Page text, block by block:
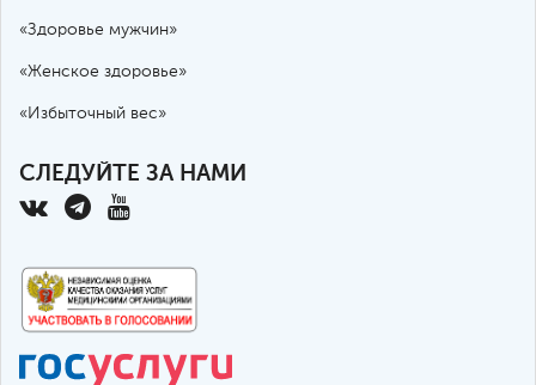
«Здоровье мужчин»
«Женское здоровье»
«Избыточный вес»
СЛЕДУЙТЕ ЗА НАМИ